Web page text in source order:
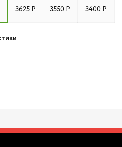
3625 ₽ 3550 ₽ 3400 ₽